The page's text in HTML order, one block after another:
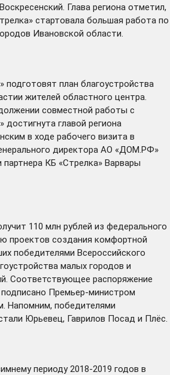
Глава региона отметил,
стартовала большая работа по
Ивановской области.
подготовят план благоустройства
жителей областного центра.
совместной работы с
главой региона
в ходе рабочего визита в
директора АО «ДОМ.РФ»
КБ «Стрелка» Варвары
110 млн рублей из федерального
проектов создания комфортной
победителями Всероссийского
малых городов и
Соответствующее распоряжение
подписано Премьер-министром
Напомним, победителями
Юрьевец, Гаврилов Посад и Плёс.
периоду 2018-2019 годов в